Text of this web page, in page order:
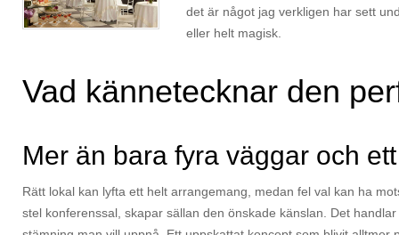
det är något jag verkligen har sett
eller helt magisk.
Vad kännetecknar den
Mer än bara fyra väggar och
Rätt lokal kan lyfta ett helt arrangemang, medan fel val kan ha
stel konferenssal, skapar sällan den önskade känslan. Det